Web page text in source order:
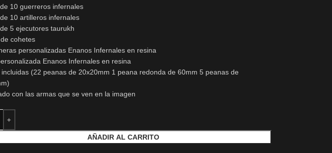
10 guerreros infernales
10 artilleros infernales
5 ejecutores taurukh
cohetes
personalizadas Enanos Infernales en resina
Enanos Infernales en resina
incluidas (22 peanas de 20x20mm 1 peana redonda de 60mm 5 peanas de
con las armas que se ven en la imagen
AÑADIR AL CARRITO